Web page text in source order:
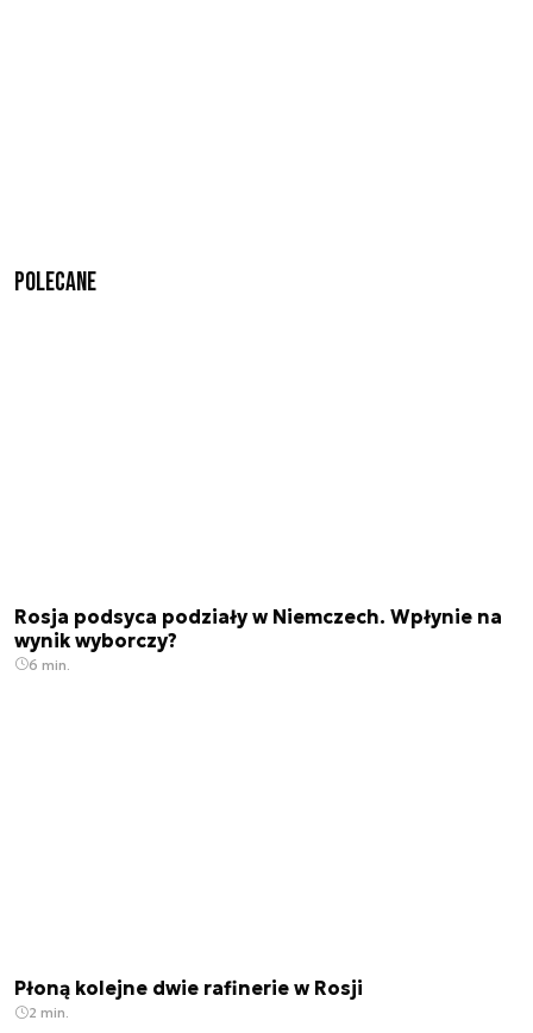
Polecane
Rosja podsyca podziały w Niemczech. Wpłynie na
wynik wyborczy?
6 min.
Płoną kolejne dwie rafinerie w Rosji
2 min.